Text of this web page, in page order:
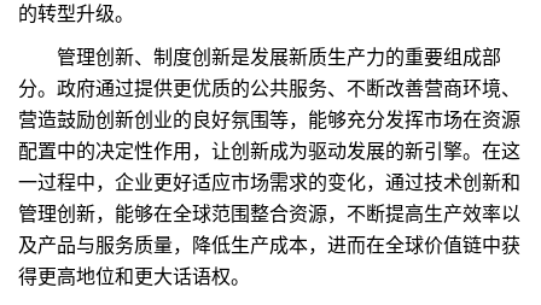
的转型升级。
管理创新、制度创新是发展新质生产力的重要组成部
分。政府通过提供更优质的公共服务、不断改善营商环境、
营造鼓励创新创业的良好氛围等，能够充分发挥市场在资源
配置中的决定性作用，让创新成为驱动发展的新引擎。在这
一过程中，企业更好适应市场需求的变化，通过技术创新和
管理创新，能够在全球范围整合资源，不断提高生产效率以
及产品与服务质量，降低生产成本，进而在全球价值链中获
得更高地位和更大话语权。